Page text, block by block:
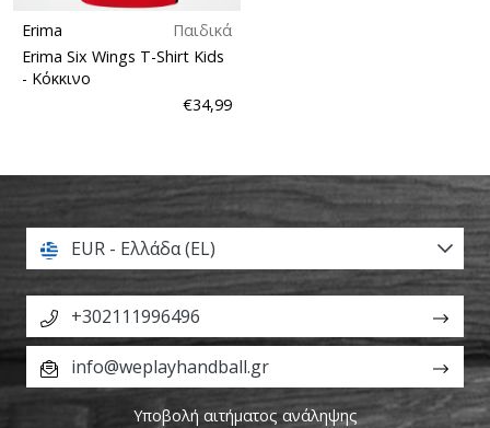
Erima
Παιδικά
Erima Six Wings T-Shirt Kids
- Κόκκινο
€34,99
EUR - Ελλάδα (EL)
+302111996496
info@weplayhandball.gr
Υποβολή αιτήματος ανάληψης